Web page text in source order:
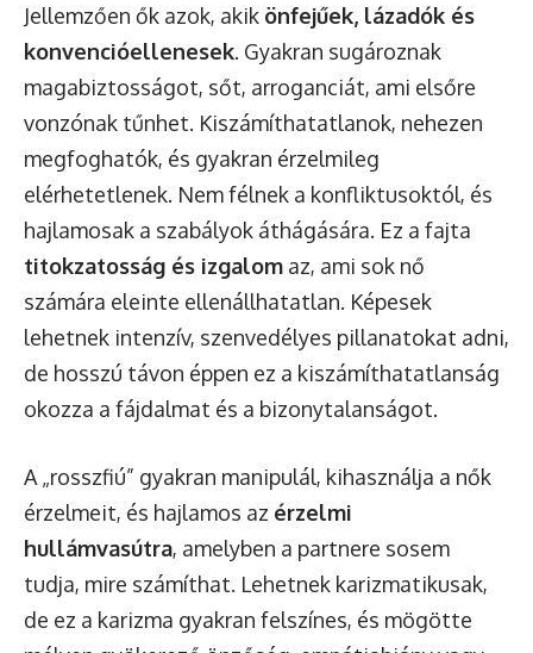
Jellemzően ők azok, akik önfejűek, lázadók és
konvencióellenesek. Gyakran sugároznak
magabiztosságot, sőt, arroganciát, ami elsőre
vonzónak tűnhet. Kiszámíthatatlanok, nehezen
megfoghatók, és gyakran érzelmileg
elérhetetlenek. Nem félnek a konfliktusoktól, és
hajlamosak a szabályok áthágására. Ez a fajta
titokzatosság és izgalom az, ami sok nő
számára eleinte ellenállhatatlan. Képesek
lehetnek intenzív, szenvedélyes pillanatokat adni,
de hosszú távon éppen ez a kiszámíthatatlanság
okozza a fájdalmat és a bizonytalanságot.
A „rosszfiú” gyakran manipulál, kihasználja a nők
érzelmeit, és hajlamos az érzelmi
hullámvasútra, amelyben a partnere sosem
tudja, mire számíthat. Lehetnek karizmatikusak,
de ez a karizma gyakran felszínes, és mögötte